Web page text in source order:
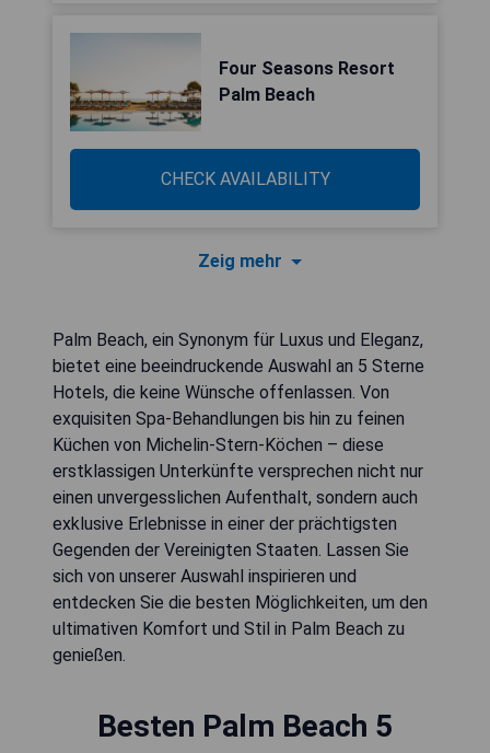
Four Seasons Resort
Palm Beach
CHECK AVAILABILITY
Zeig mehr
Palm Beach, ein Synonym für Luxus und Eleganz,
bietet eine beeindruckende Auswahl an 5 Sterne
Hotels, die keine Wünsche offenlassen. Von
exquisiten Spa-Behandlungen bis hin zu feinen
Küchen von Michelin-Stern-Köchen – diese
erstklassigen Unterkünfte versprechen nicht nur
einen unvergesslichen Aufenthalt, sondern auch
exklusive Erlebnisse in einer der prächtigsten
Gegenden der Vereinigten Staaten. Lassen Sie
sich von unserer Auswahl inspirieren und
entdecken Sie die besten Möglichkeiten, um den
ultimativen Komfort und Stil in Palm Beach zu
genießen.
Besten Palm Beach 5